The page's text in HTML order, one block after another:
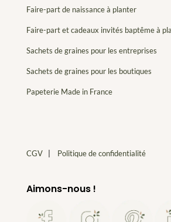
Faire-part de naissance à planter
Faire-part et cadeaux invités baptême à
Sachets de graines pour les entreprises
Sachets de graines pour les boutiques
Papeterie Made in France
CGV| Politique de confidentialité
Aimons-nous !